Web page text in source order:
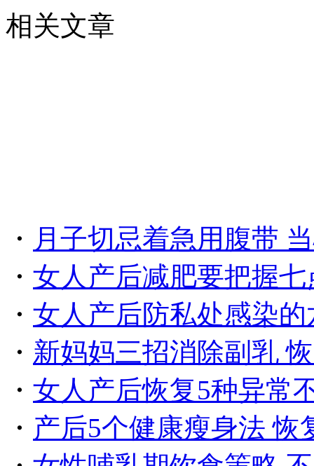
相关文章
・ 月子切忌着急用腹带
・ 女人产后减肥要把握七
・ 女人产后防私处感染
・ 新妈妈三招消除副乳
・ 女人产后恢复5种异常
・ 产后5个健康瘦身法 恢